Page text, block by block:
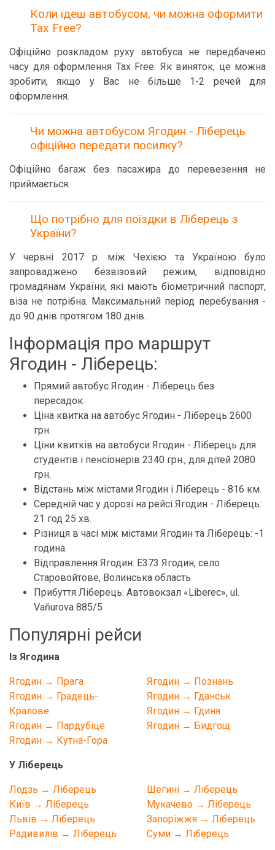
Коли їдеш автобусом, чи можна оформити
Tax Free?
Офіційно розкладом руху автобуса не передбачено
часу для оформлення Tax Free. Як виняток, це можна
зробити, якщо у Вас не більше 1-2 речей для
оформлення.
Чи можна автобусом Ягодин - Ліберець
офіційно передати посилку?
Офіційно багаж без пасажира до перевезення не
приймається.
Що потрібно для поїздки в Ліберець з
України?
У червні 2017 р. між Чехією та Україною було
запроваджено безвізовий режим, відповідно
громадянам України, які мають біометричний паспорт,
віза не потрібна. Максимальний період перебування -
до 90 днів протягом 180 днів.
Інформація про маршрут
Ягодин - Ліберець:
Прямий автобус Ягодин - Ліберець без
пересадок.
Ціна квитка на автобус Ягодин - Ліберець 2600
грн.
Ціни квитків на автобуси Ягодин - Ліберець для
студентів і пенсіонерів 2340 грн., для дітей 2080
грн.
Відстань між містами Ягодин і Ліберець - 816 км.
Середній час у дорозі на рейсі Ягодин - Ліберець:
21 год 25 хв.
Різниця в часі між містами Ягодин та Ліберець: -1
година.
Відправлення Ягодин: Е373 Ягодин, село
Старовойтове, Волинська область
Прибуття Ліберець: Автовокзал «Liberec», ul.
Vaňurova 885/5
Популярні рейси
Із Ягодина
Ягодин → Прага
Ягодин → Градець-
Кралове
Ягодин → Пардубіце
Ягодин → Кутна-Гора
Ягодин → Познань
Ягодин → Гданськ
Ягодин → Гдиня
Ягодин → Бидгощ
У Ліберець
Лодзь → Ліберець
Київ → Ліберець
Львів → Ліберець
Радивилів → Ліберець
Шегині → Ліберець
Мукачево → Ліберець
Запоріжжя → Ліберець
Суми → Ліберець